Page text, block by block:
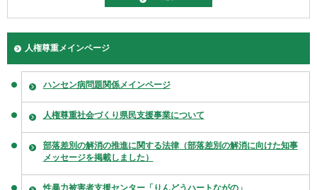
人権尊重メインページ
ハンセン病問題関係メインページ
人権尊重社会づくり県民支援事業について
部落差別の解消の推進に関する法律（部落差別の解消に向けた知事
メッセージを掲載しました）
性暴力被害者支援センター「りんどうハートながの」